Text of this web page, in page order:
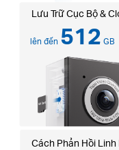
Lưu Trữ Cục Bộ &
lên đến 512 GB
Cách Phản Hồi Linh